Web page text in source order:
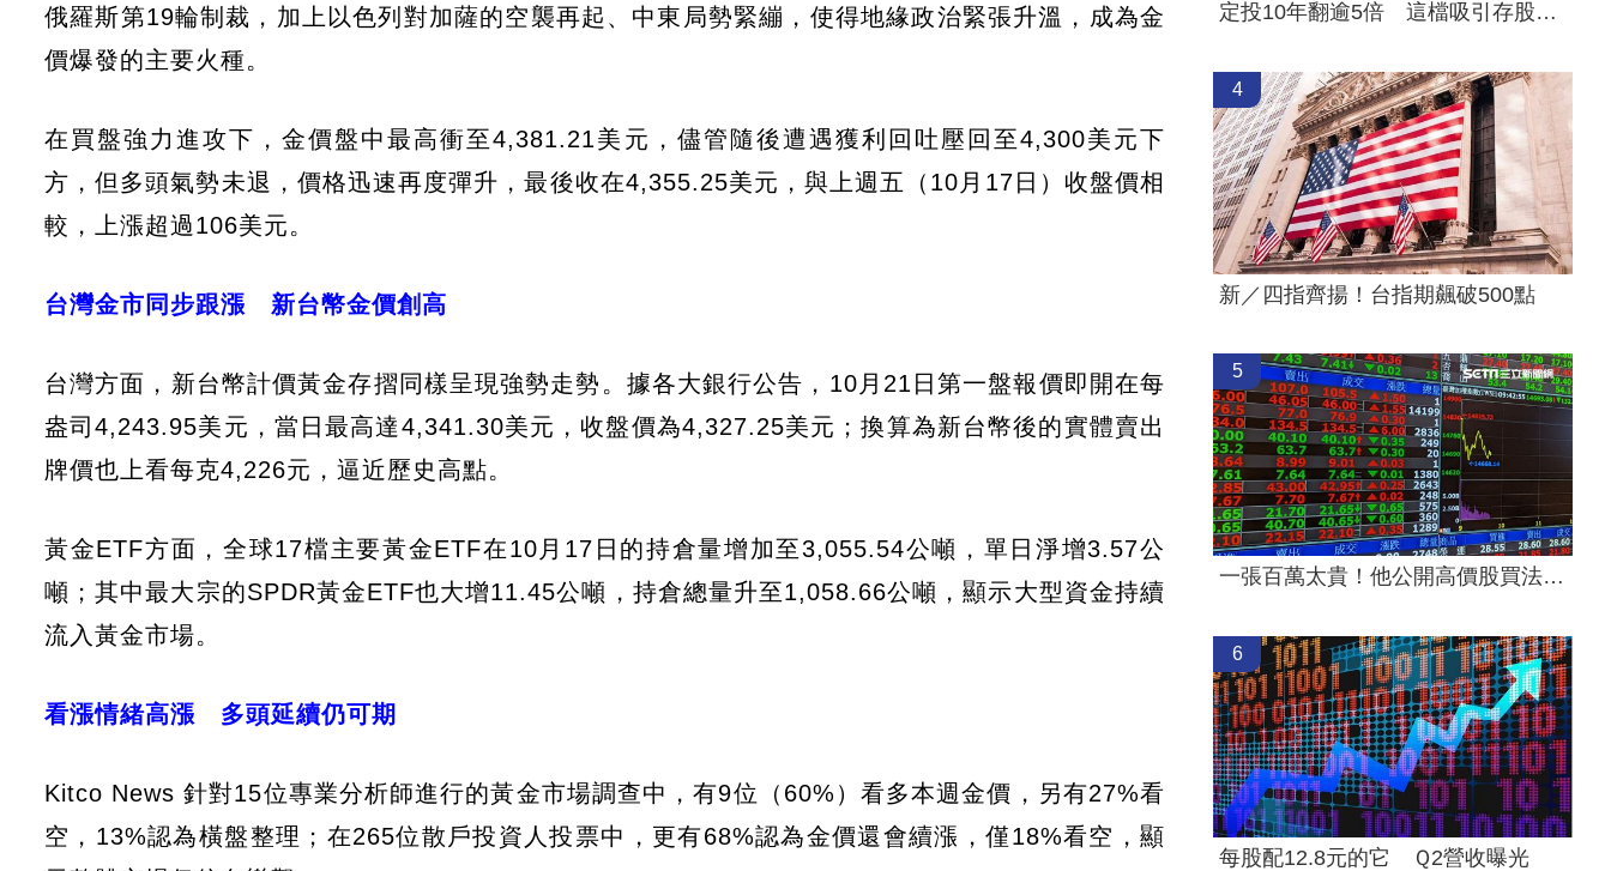
俄羅斯第19輪制裁，加上以色列對加薩的空襲再起、中東局勢緊繃，使得地緣政治緊張升溫，成為金
價爆發的主要火種。
在買盤強力進攻下，金價盤中最高衝至4,381.21美元，儘管隨後遭遇獲利回吐壓回至4,300美元下
方，但多頭氣勢未退，價格迅速再度彈升，最後收在4,355.25美元，與上週五（10月17日）收盤價相
較，上漲超過106美元。
台灣金市同步跟漲 新台幣金價創高
台灣方面，新台幣計價黃金存摺同樣呈現強勢走勢。據各大銀行公告，10月21日第一盤報價即開在每
盎司4,243.95美元，當日最高達4,341.30美元，收盤價為4,327.25美元；換算為新台幣後的實體賣出
牌價也上看每克4,226元，逼近歷史高點。
黃金ETF方面，全球17檔主要黃金ETF在10月17日的持倉量增加至3,055.54公噸，單日淨增3.57公
噸；其中最大宗的SPDR黃金ETF也大增11.45公噸，持倉總量升至1,058.66公噸，顯示大型資金持續
流入黃金市場。
看漲情緒高漲 多頭延續仍可期
Kitco News 針對15位專業分析師進行的黃金市場調查中，有9位（60%）看多本週金價，另有27%看
空，13%認為橫盤整理；在265位散戶投資人投票中，更有68%認為金價還會續漲，僅18%看空，顯
定投10年翻逾5倍 這檔吸引存股族卡位！
4
新／四指齊揚！台指期飆破500點
5
一張百萬太貴！他公開高價股買法：賺30萬
6
每股配12.8元的它 Ｑ2營收曝光